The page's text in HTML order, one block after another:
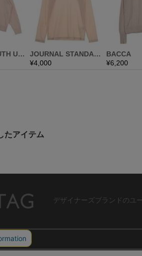
たアイテム
デザイナーズブランドのユ